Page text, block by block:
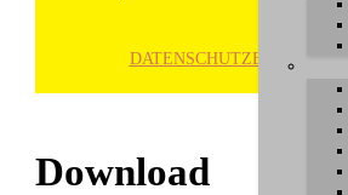
DATENSCHUTZ­ERKLÄRUNG
Download